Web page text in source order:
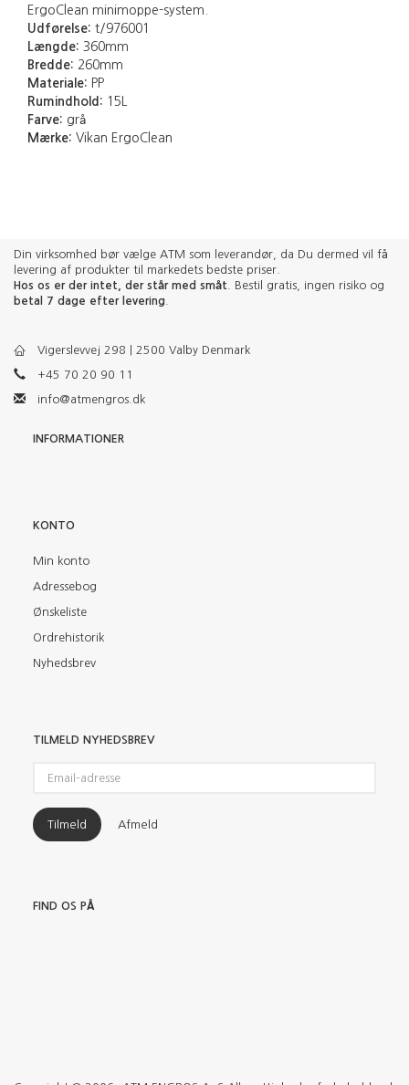
ErgoClean minimoppe-system.
Udførelse: t/976001
Længde: 360mm
Bredde: 260mm
Materiale: PP
Rumindhold: 15L
Farve: grå
Mærke: Vikan ErgoClean
Din virksomhed bør vælge ATM som leverandør, da Du dermed vil få
levering af produkter til markedets bedste priser.
Hos os er der intet, der står med småt . Bestil gratis, ingen risiko og
betal 7 dage efter levering
Vigerslevvej 298 | 2500 Valby Denmark
+45 70 20 90 11
info@atmengros.dk
INFORMATIONER
KONTO
Min konto
Adressebog
Ønskeliste
Ordrehistorik
Nyhedsbrev
TILMELD NYHEDSBREV
adresse
Tilmeld Afmeld
FIND OS PÅ